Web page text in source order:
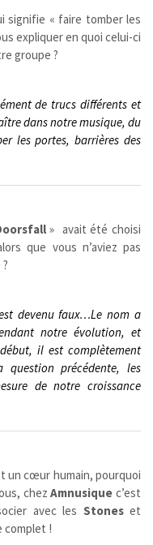
signifie « faire tomber les
expliquer en quoi celui-ci
groupe ?
de trucs différents et
dans notre musique, du
les portes, barrières des
» avait été choisi
que vous n’aviez pas
devenu faux…Le nom a
notre évolution, et
il est complètement
question précédente, les
de notre croissance
un cœur humain, pourquoi
chezAmnusique c’est
avec les Stoneset
complet !